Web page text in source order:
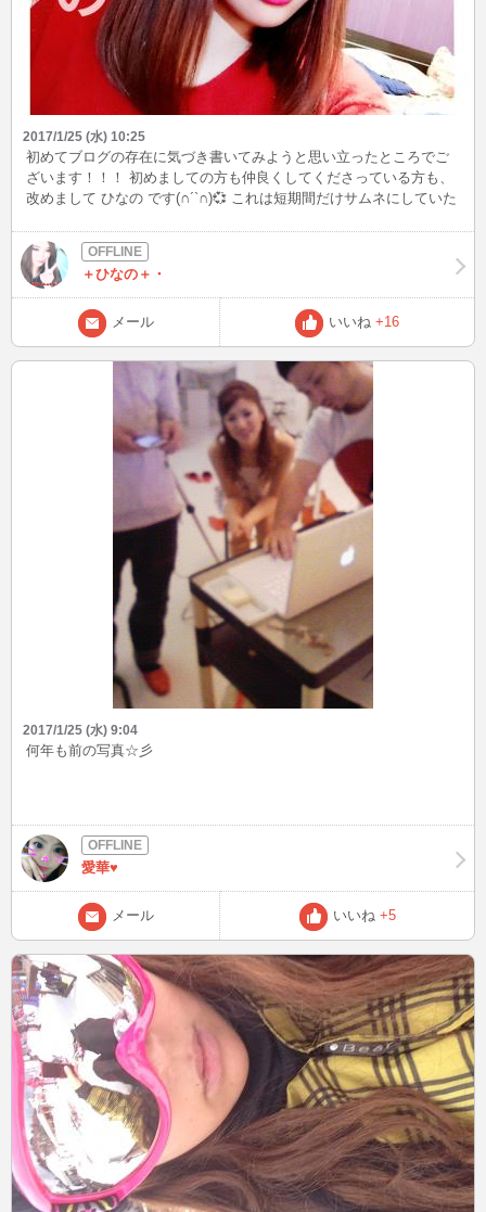
2017/1/25 (水) 10:25
初めてブログの存在に気づき書いてみようと思い立ったところでご
ざいます！！！ 初めましての方も仲良くしてくださっている方も、
改めまして ひなの です(∩´`∩)💞 これは短期間だけサムネにしていた
ていけたらいいなーなんて思っているので是非いいね👍で私のやる
気をみなぎらせてくださいっ( ˙࿀˙ )💘💘💘 貴方の清きイイねを！
お待ちしております（笑） ではまた👏
＋ひなの＋・
メール いいね +16
2017/1/25 (水) 9:04
何年も前の写真☆彡
愛華♥
メール いいね +5